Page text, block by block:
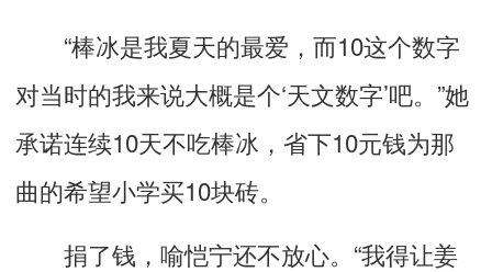
“棒冰是我夏天的最爱，而10这个数字
对当时的我来说大概是个‘天文数字’吧。”她
承诺连续10天不吃棒冰，省下10元钱为那
曲的希望小学买10块砖。
捐了钱，喻恺宁还不放心。“我得让姜